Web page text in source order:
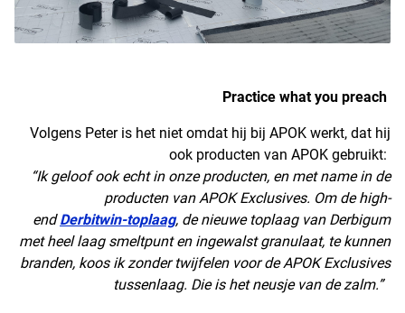
Practice what you preach
Volgens Peter is het niet omdat hij bij APOK werkt, dat hij
ook producten van APOK gebruikt:
“Ik geloof ook echt in onze producten, en met name in de
producten van APOK Exclusives. Om de high-
end Derbitwin-toplaag, de nieuwe toplaag van Derbigum
met heel laag smeltpunt en ingewalst granulaat, te kunnen
branden, koos ik zonder twijfelen voor de APOK Exclusives
tussenlaag. Die is het neusje van de zalm.”